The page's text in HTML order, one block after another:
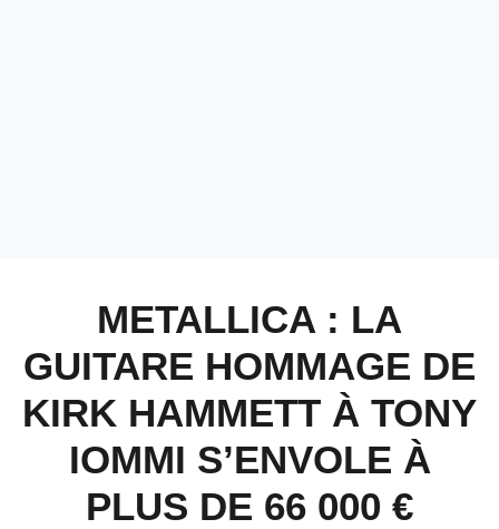
METALLICA : LA
GUITARE HOMMAGE DE
KIRK HAMMETT À TONY
IOMMI S’ENVOLE À
PLUS DE 66 000 €